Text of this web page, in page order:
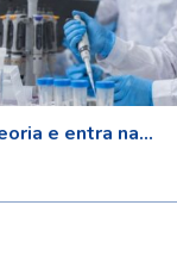
e entra na...